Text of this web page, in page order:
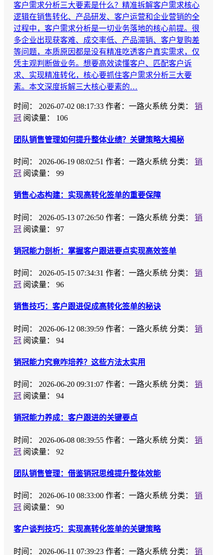
客户需求分析三大要素是什么？精准拆解客户需求核心
逻辑在销售转化、产品研发、客户运营和企业营销的全
过程中，客户需求分析是一切业务落地的核心前提。很
多企业出现获客难、成交率低、产品滞销、客户复购差
等问题，本质原因都是没有精准吃透客户真实需求，仅
凭主观判断做业务。想要高效读懂客户、匹配客户诉
求、实现精准转化，核心要抓住客户需求分析三大要
素。本文深度拆解三大核心要素的…
时间： 2026-07-02 08:17:33 作者：一路火系统 分类： 销
冠 阅读量： 106
团队销售管理如何提升整体业绩？关键策略大揭秘
时间： 2026-06-19 08:02:51 作者：一路火系统 分类： 销
冠 阅读量： 99
销售心态构建：实现高转化签单的重要保障
时间： 2026-05-13 07:26:50 作者：一路火系统 分类： 销
冠 阅读量： 97
销冠能力剖析：掌握客户跟进要点实现高效签单
时间： 2026-05-15 07:34:31 作者：一路火系统 分类： 销
冠 阅读量： 96
销售技巧：客户跟进促成高转化签单的秘诀
时间： 2026-06-12 08:39:59 作者：一路火系统 分类： 销
冠 阅读量： 94
销冠能力究竟咋培养？这些方法太实用
时间： 2026-06-20 09:31:07 作者：一路火系统 分类： 销
冠 阅读量： 94
销冠能力养成：客户跟进的关键要点
时间： 2026-06-08 08:39:55 作者：一路火系统 分类： 销
冠 阅读量： 92
团队销售管理：借鉴销冠思维提升整体效能
时间： 2026-06-10 08:33:00 作者：一路火系统 分类： 销
冠 阅读量： 90
客户谈判技巧：实现高转化签单的关键策略
时间： 2026-06-11 07:39:23 作者：一路火系统 分类： 销